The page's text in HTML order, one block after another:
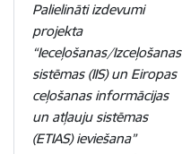
Palielināti izdevumi
projekta
“Ieceļošanas/Izceļošanas
sistēmas (IIS) un Eiropas
ceļošanas informācijas
un atļauju sistēmas
(ETIAS) ieviešana”